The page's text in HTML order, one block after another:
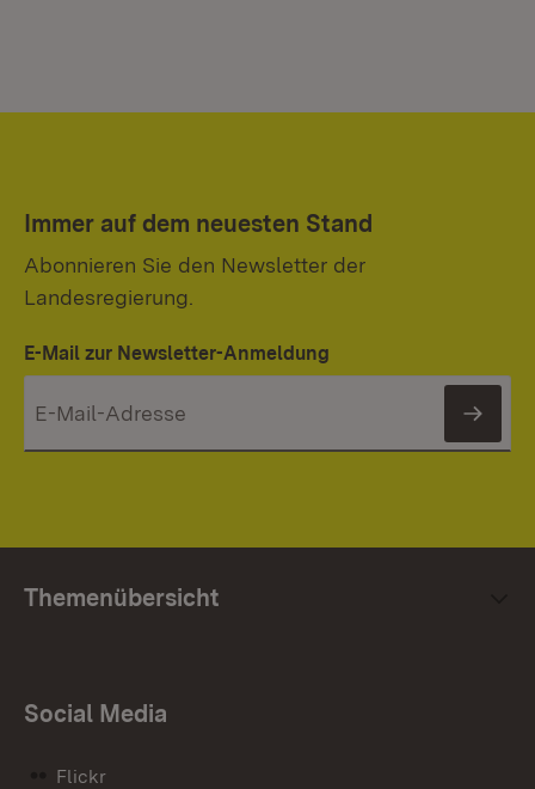
Immer auf dem neuesten Stand
Abonnieren Sie den Newsletter der
Landesregierung.
E-Mail zur Newsletter-Anmeldung
Themenübersicht
Social Media
Flickr